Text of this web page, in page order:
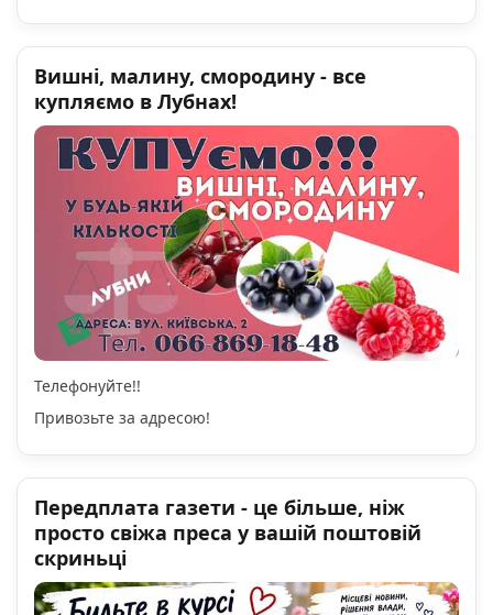
Вишні, малину, смородину - все
купляємо в Лубнах!
Телефонуйте!!
Привозьте за адресою!
Передплата газети - це більше, ніж
просто свіжа преса у вашій поштовій
скриньці